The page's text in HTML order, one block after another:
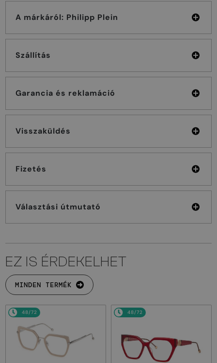
A márkáról: Philipp Plein
Szállítás
Garancia és reklamáció
Visszaküldés
Fizetés
Választási útmutató
EZ IS ÉRDEKELHET
MINDEN TERMÉK
48/72 48/72